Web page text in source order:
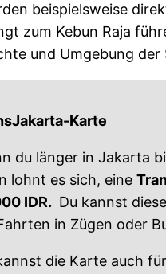
beispielsweise
zum Kebun Raja
und Umgebung
Karte
du länger in Jakarta
lohnt es sich, eine
IDR. Du kannst
in Zügen oder
die Karte auch